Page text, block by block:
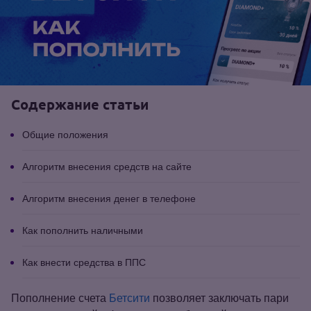
Содержание статьи
Общие положения
Алгоритм внесения средств на сайте
Алгоритм внесения денег в телефоне
Как пополнить наличными
Как внести средства в ППС
Пополнение счета Бетсити позволяет заключать пари